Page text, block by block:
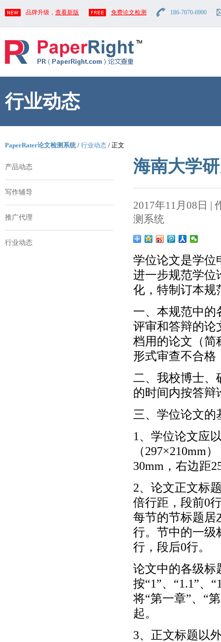
品牌升级， 查看新版 免费论文检测 186-7070-6900
行业动态
PaperRater论文检测系统/ 行业动态 / 正文
产品动态
写作辅导
推广代理
行业动态
海南大学
2017年11月08日 |
测系统
学位论文是学位
进一步规范学位
化，特制订本规
一、本规范中的
评审和答辩的论
档用的论文（简
形式审查不合格
二、我校博士、
的时间内按答辩
三、学位论文的
1、学位论文应
（297×210mm
30mm，右边距
2、论文正文标
倍行距，段前0
每节的节标题居
行。节中的一级
行，段后0行。
论文中的各级标
按“1”、“1.1”、
将“第一章”、“
起。
3、正文标题以